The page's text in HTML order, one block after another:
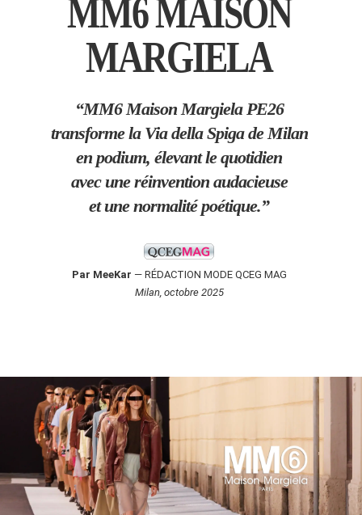
MM6 MAISON
MARGIELA
“MM6 Maison Margiela PE26
transforme la Via della Spiga de Milan
en podium, élevant le quotidien
avec une réinvention audacieuse
et une normalité poétique.”
Par MeeKar — RÉDACTION MODE QCEG MAG
Milan, octobre 2025